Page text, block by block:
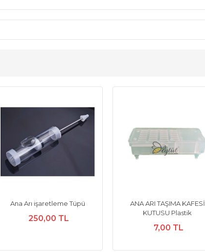
Ana Arı işaretleme Tüpü
250,00 TL
ANA ARI TAŞIMA KAFESİ
KUTUSU Plastik
7,00 TL